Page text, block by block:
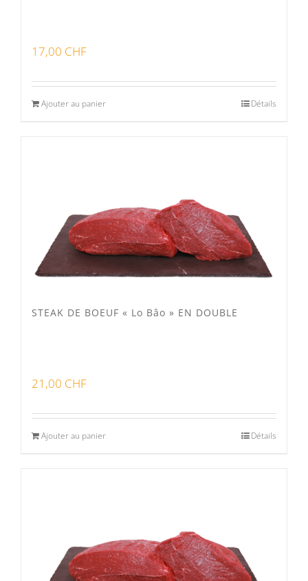
17,00 CHF
Ajouter au panier Détails
STEAK DE BOEUF « Lo Bâo » EN DOUBLE
21,00 CHF
Ajouter au panier Détails